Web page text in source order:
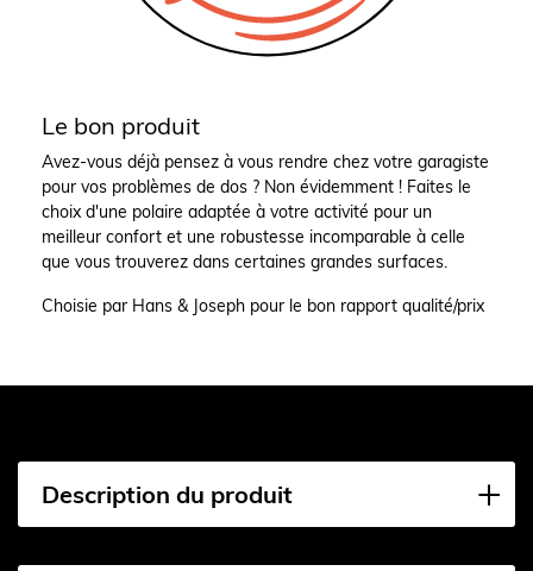
Le bon produit
Avez-vous déjà pensez à vous rendre chez votre garagiste
pour vos problèmes de dos ? Non évidemment ! Faites le
choix d'une polaire adaptée à votre activité pour un
meilleur confort et une robustesse incomparable à celle
que vous trouverez dans certaines grandes surfaces.
Choisie par Hans & Joseph pour le bon rapport qualité/prix
Description du produit